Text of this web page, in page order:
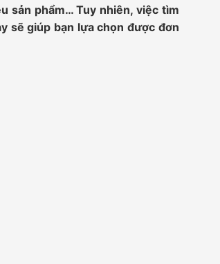
sản phẩm… Tuy nhiên, việc tìm
sẽ giúp bạn lựa chọn được đơn